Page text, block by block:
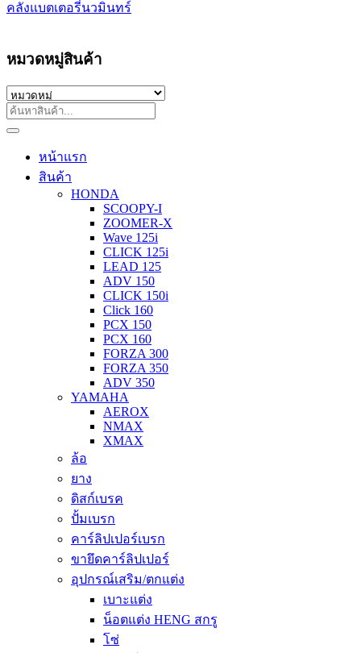
คลังแบตเตอรี่นวมินทร์
หมวดหมู่สินค้า
หน้าแรก
สินค้า
HONDA
SCOOPY-I
ZOOMER-X
Wave 125i
CLICK 125i
LEAD 125
ADV 150
CLICK 150i
Click 160
PCX 150
PCX 160
FORZA 300
FORZA 350
ADV 350
YAMAHA
AEROX
NMAX
XMAX
ล้อ
ยาง
ดิสก์เบรค
ปั้มเบรก
คาร์ลิปเปอร์เบรก
ขายึดคาร์ลิปเปอร์
อุปกรณ์เสริม/ตกแต่ง
เบาะแต่ง
น็อตแต่ง HENG สกรู
โซ่